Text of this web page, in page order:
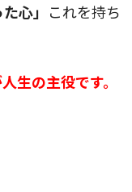
心」 これを持ち
生の主役です。